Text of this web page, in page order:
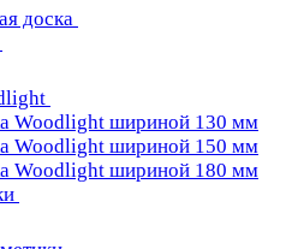
доска
Woodlight шириной 130 мм
Woodlight шириной 150 мм
Woodlight шириной 180 мм